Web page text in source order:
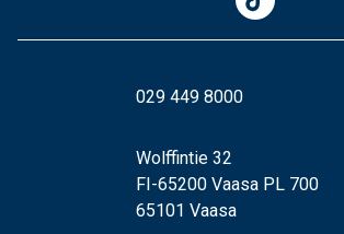
029 449 8000
Wolffintie 32
FI-65200 Vaasa PL 700
65101 Vaasa